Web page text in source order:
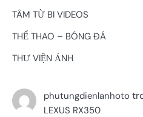
TÂM TỪ BI VIDEOS
THỂ THAO – BÓNG ĐÁ
THƯ VIỆN ẢNH
phutungdienlanhoto
LEXUS RX350